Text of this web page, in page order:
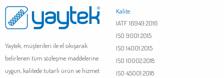
Yaytek, müşterileri ile el sıkışarak
belirlenen tüm sözleşme maddelerine
uygun, kalitede tutarlı ürün ve hizmet
Kalite
IATF 16949:2016
ISO 9001:2015
ISO 14001:2015
ISO 10002:2018
ISO 45001:2018